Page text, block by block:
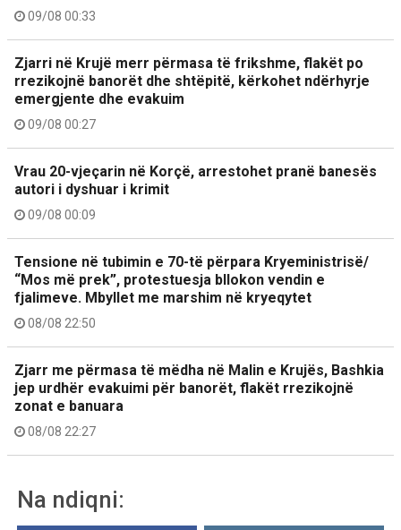
09/08 00:33
Zjarri në Krujë merr përmasa të frikshme, flakët po
rrezikojnë banorët dhe shtëpitë, kërkohet ndërhyrje
emergjente dhe evakuim
09/08 00:27
Vrau 20-vjeçarin në Korçë, arrestohet pranë banesës
autori i dyshuar i krimit
09/08 00:09
Tensione në tubimin e 70-të përpara Kryeministrisë/
“Mos më prek”, protestuesja bllokon vendin e
fjalimeve. Mbyllet me marshim në kryeqytet
08/08 22:50
Zjarr me përmasa të mëdha në Malin e Krujës, Bashkia
jep urdhër evakuimi për banorët, flakët rrezikojnë
zonat e banuara
08/08 22:27
Na ndiqni: